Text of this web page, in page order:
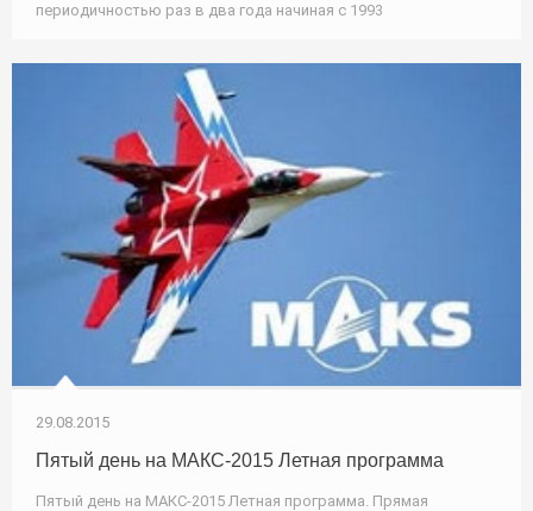
периодичностью раз в два года начиная с 1993
29.08.2015
Пятый день на МАКС-2015 Летная программа
Пятый день на МАКС-2015 Летная программа. Прямая